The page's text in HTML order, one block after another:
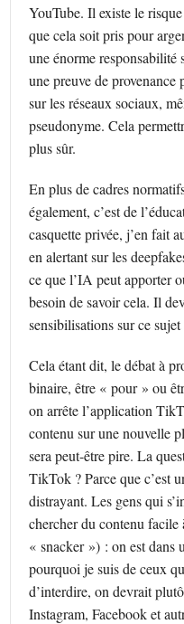
YouTube. Il existe le
que cela soit pris pour
une énorme responsabilité
une preuve de
sur les réseaux sociaux,
pseudonyme. Cela
plus sûr.
En plus de cadres
également, c’est de
casquette privée, j’en fait
en alertant sur les
ce que l’IA peut apporter
besoin de savoir cela. Il
sensibilisations sur ce
Cela étant dit, le débat à
binaire, être « pour » ou
on arrête l’application
contenu sur une nouvelle
sera peut-être pire. La
TikTok ? Parce que c’est
distrayant. Les gens qui
chercher du contenu facile
« snacker ») : on est dans
pourquoi je suis de ceux
d’interdire, on devrait
Instagram, Facebook et